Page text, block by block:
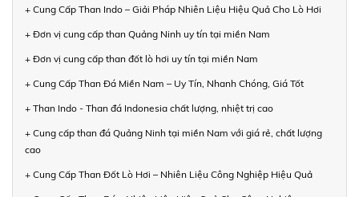
+ Cung Cấp Than Indo – Giải Pháp Nhiên Liệu Hiệu Quả Cho Lò Hơi
+ Đơn vị cung cấp than Quảng Ninh uy tín tại miền Nam
+ Đơn vị cung cấp than đốt lò hơi uy tín tại miền Nam
+ Cung Cấp Than Đá Miền Nam – Uy Tín, Nhanh Chóng, Giá Tốt
+ Than Indo - Than đá Indonesia chất lượng, nhiệt trị cao
+ Cung cấp than đá Quảng Ninh tại miền Nam với giá rẻ, chất lượng
cao
+ Cung Cấp Than Đốt Lò Hơi – Nhiên Liệu Công Nghiệp Hiệu Quả